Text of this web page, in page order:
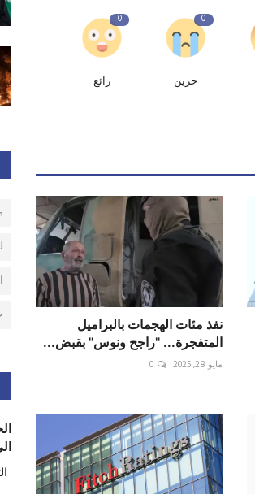
0
حزين
0
رائع
نفذ مئات الهجمات بالبراميل
المتفجرة... "راجح ونوس" بقبض...
مايو 28, 2025 0